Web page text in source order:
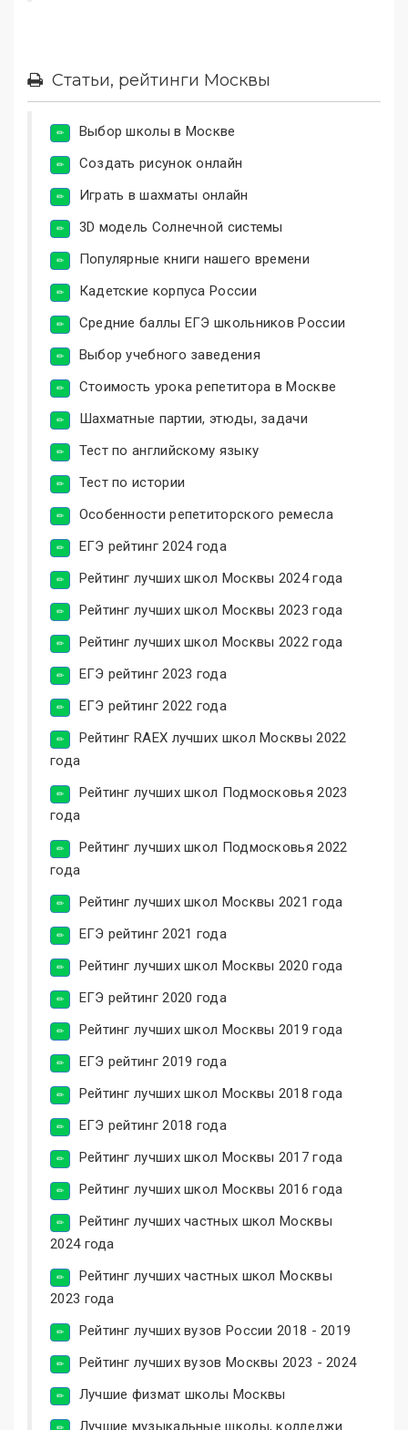
Статьи, рейтинги Москвы
Выбор школы в Москве
Создать рисунок онлайн
Играть в шахматы онлайн
3D модель Солнечной системы
Популярные книги нашего времени
Кадетские корпуса России
Средние баллы ЕГЭ школьников России
Выбор учебного заведения
Стоимость урока репетитора в Москве
Шахматные партии, этюды, задачи
Тест по английскому языку
Тест по истории
Особенности репетиторского ремесла
ЕГЭ рейтинг 2024 года
Рейтинг лучших школ Москвы 2024 года
Рейтинг лучших школ Москвы 2023 года
Рейтинг лучших школ Москвы 2022 года
ЕГЭ рейтинг 2023 года
ЕГЭ рейтинг 2022 года
Рейтинг RAEX лучших школ Москвы 2022
года
Рейтинг лучших школ Подмосковья 2023
года
Рейтинг лучших школ Подмосковья 2022
года
Рейтинг лучших школ Москвы 2021 года
ЕГЭ рейтинг 2021 года
Рейтинг лучших школ Москвы 2020 года
ЕГЭ рейтинг 2020 года
Рейтинг лучших школ Москвы 2019 года
ЕГЭ рейтинг 2019 года
Рейтинг лучших школ Москвы 2018 года
ЕГЭ рейтинг 2018 года
Рейтинг лучших школ Москвы 2017 года
Рейтинг лучших школ Москвы 2016 года
Рейтинг лучших частных школ Москвы
2024 года
Рейтинг лучших частных школ Москвы
2023 года
Рейтинг лучших вузов России 2018 - 2019
Рейтинг лучших вузов Москвы 2023 - 2024
Лучшие физмат школы Москвы
Лучшие музыкальные школы, колледжи